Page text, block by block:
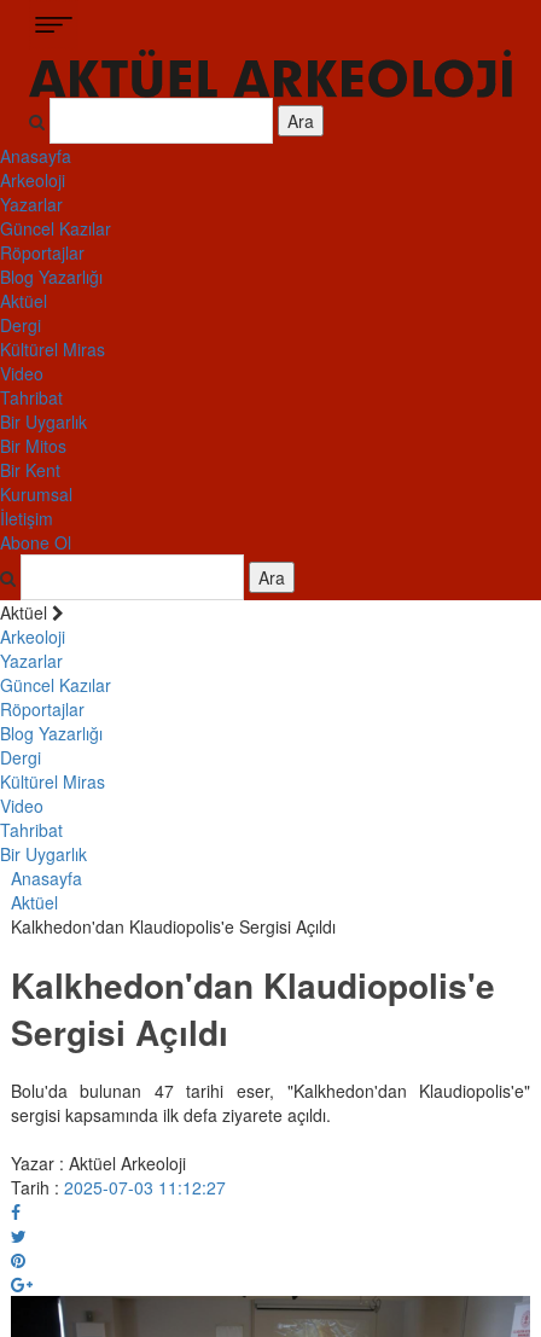
Ara
Anasayfa
Arkeoloji
Yazarlar
Güncel Kazılar
Röportajlar
Blog Yazarlığı
Aktüel
Dergi
Kültürel Miras
Video
Tahribat
Bir Uygarlık
Bir Mitos
Bir Kent
Kurumsal
İletişim
Abone Ol
Ara
Aktüel
Arkeoloji
Yazarlar
Güncel Kazılar
Röportajlar
Blog Yazarlığı
Dergi
Kültürel Miras
Video
Tahribat
Bir Uygarlık
Anasayfa
Aktüel
Kalkhedon'dan Klaudiopolis'e Sergisi Açıldı
Kalkhedon'dan Klaudiopolis'e
Sergisi Açıldı
Bolu'da bulunan 47 tarihi eser, "Kalkhedon'dan Klaudiopolis'e"
sergisi kapsamında ilk defa ziyarete açıldı.
Yazar : Aktüel Arkeoloji
Tarih : 2025-07-03 11:12:27